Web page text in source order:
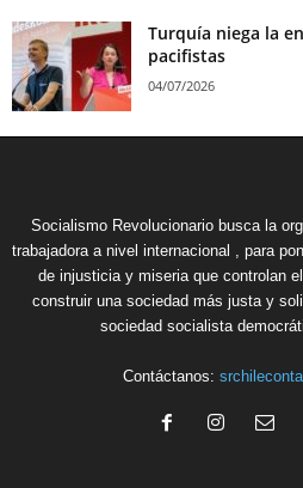
Turquía niega la
pacifistas
04/07/2026
Socialismo Revolucionario busca la
trabajadora a nivel internacional , para
de injusticia y miseria que controlan
construir una sociedad más justa y
sociedad socialista
Contáctanos: